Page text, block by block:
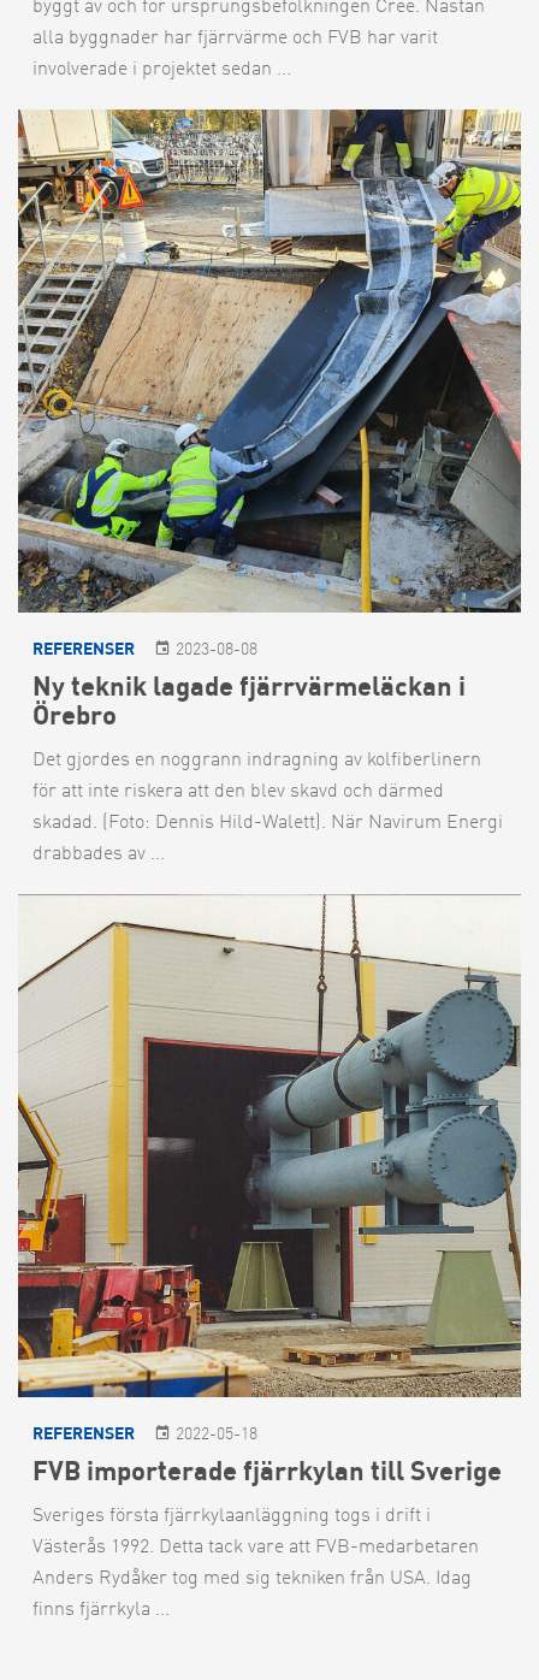
byggt av och för ursprungsbefolkningen Cree. Nästan
alla byggnader har fjärrvärme och FVB har varit
involverade i projektet sedan ...
REFERENSER 2023-08-08
Ny teknik lagade fjärrvärmeläckan i
Örebro
Det gjordes en noggrann indragning av kolfiberlinern
för att inte riskera att den blev skavd och därmed
skadad. (Foto: Dennis Hild-Walett). När Navirum Energi
drabbades av ...
REFERENSER 2022-05-18
FVB importerade fjärrkylan till Sverige
Sveriges första fjärrkylaanläggning togs i drift i
Västerås 1992. Detta tack vare att FVB-medarbetaren
Anders Rydåker tog med sig tekniken från USA. Idag
finns fjärrkyla ...